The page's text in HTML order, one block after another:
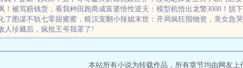
！ 被骂赔钱货，看我种田跑商成富婆悟性逆天：模型机悟出龙警3000！ 脱
了 图谋不轨七零甜蜜蜜，糙汉宠翻小辣媳末世：开局疯狂囤物资，美女急
人珍藏后，疯批王爷我罩了!
本站所有小说为转载作品，所有章节均由网友上